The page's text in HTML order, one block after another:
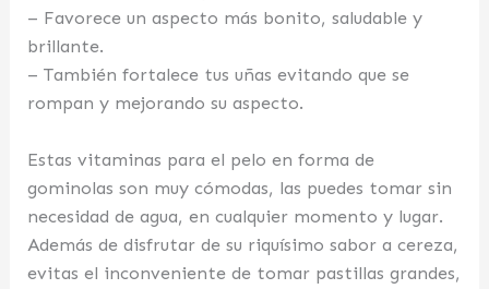
– Favorece un aspecto más bonito, saludable y
brillante.
– También fortalece tus uñas evitando que se
rompan y mejorando su aspecto.
Estas vitaminas para el pelo en forma de
gominolas son muy cómodas, las puedes tomar sin
necesidad de agua, en cualquier momento y lugar.
Además de disfrutar de su riquísimo sabor a cereza,
evitas el inconveniente de tomar pastillas grandes,